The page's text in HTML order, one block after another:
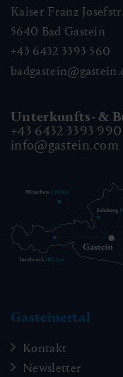
Kaiser Franz
5640 Bad Gastein
+43 6432 3393 560
Unterkunfts- &
+43 6432 3393 990
info@gastein.com
Gasteinertal
Kontakt
Newsletter